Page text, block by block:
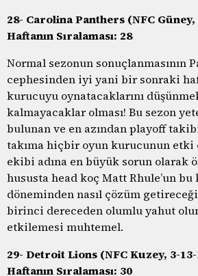
28- Carolina Panthers (NFC
Haftanın Sıralaması: 28
Normal sezonun sonuçlanmasının
cephesinden iyi yani bir sonraki
kurucuyu oynatacaklarını
kalmayacaklar olması! Bu sezon
bulunan ve en azından playoff
takıma hiçbir oyun kurucunun etki
ekibi adına en büyük sorun olarak
hususta head koç Matt Rhule’un bu
döneminden nasıl çözüm
birinci dereceden olumlu yahut
etkilemesi muhtemel.
29- Detroit Lions (NFC Kuzey, 3-
Haftanın Sıralaması: 30